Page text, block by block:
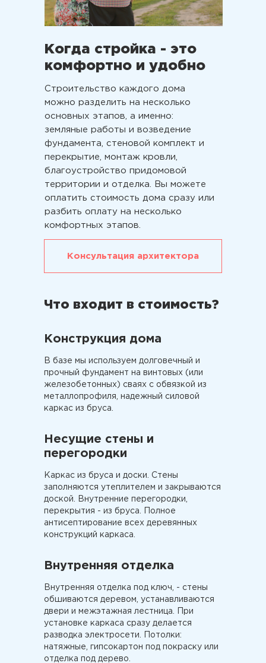
139,4 м
2
площадь помещений
3 спальни
Комфортные спальни 15 кв.м.
46,4 м2
Когда стройка - это
комфортно и удобно
Строительство каждого дома
можно разделить на несколько
основных этапов, а именно:
земляные работы и возведение
фундамента, стеновой комплект и
перекрытие, монтаж кровли,
благоустройство придомовой
территории и отделка. Вы можете
оплатить стоимость дома сразу или
разбить оплату на несколько
комфортных этапов.
Консультация архитектора
Что входит в стоимость?
Конструкция дома
В базе мы используем долговечный и
прочный фундамент на винтовых (или
железобетонных) сваях с обвязкой из
металлопрофиля, надежный силовой
каркас из бруса.
Несущие стены и
перегородки
Каркас из бруса и доски. Стены
заполняются утеплителем и закрываются
доской. Внутренние перегородки,
перекрытия - из бруса. Полное
антисептирование всех деревянных
конструкций каркаса.
Внутренняя отделка
Внутренняя отделка под ключ, - стены
обшиваются деревом, устанавливаются
двери и межэтажная лестница. При
установке каркаса сразу делается
разводка электросети. Потолки:
натяжные, гипсокартон под покраску или
отделка под дерево.